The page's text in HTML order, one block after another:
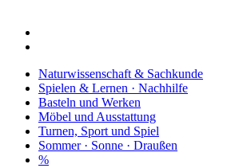
Naturwissenschaft & Sachkunde
Spielen & Lernen · Nachhilfe
Basteln und Werken
Möbel und Ausstattung
Turnen, Sport und Spiel
Sommer · Sonne · Draußen
%